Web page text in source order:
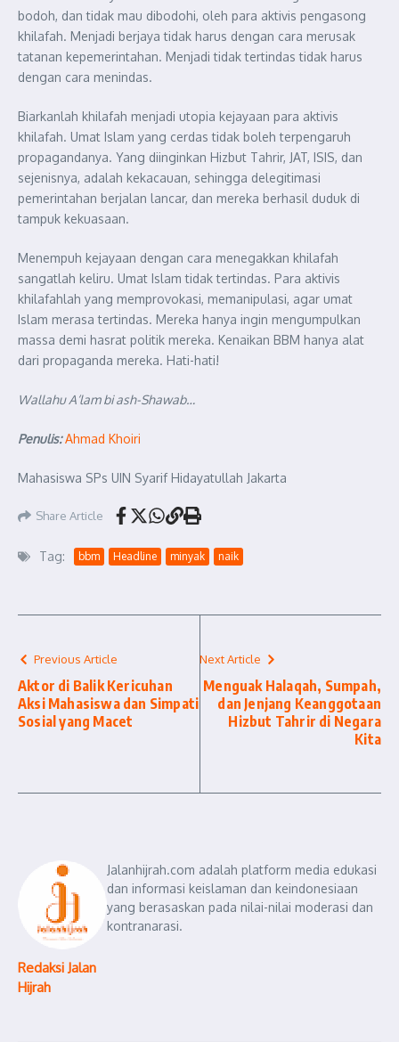
bodoh, dan tidak mau dibodohi, oleh para aktivis pengasong
khilafah. Menjadi berjaya tidak harus dengan cara merusak
tatanan kepemerintahan. Menjadi tidak tertindas tidak harus
dengan cara menindas.
Biarkanlah khilafah menjadi utopia kejayaan para aktivis
khilafah. Umat Islam yang cerdas tidak boleh terpengaruh
propagandanya. Yang diinginkan Hizbut Tahrir, JAT, ISIS, dan
sejenisnya, adalah kekacauan, sehingga delegitimasi
pemerintahan berjalan lancar, dan mereka berhasil duduk di
tampuk kekuasaan.
Menempuh kejayaan dengan cara menegakkan khilafah
sangatlah keliru. Umat Islam tidak tertindas. Para aktivis
khilafahlah yang memprovokasi, memanipulasi, agar umat
Islam merasa tertindas. Mereka hanya ingin mengumpulkan
massa demi hasrat politik mereka. Kenaikan BBM hanya alat
dari propaganda mereka. Hati-hati!
Wallahu A‘lam bi ash-Shawab…
Penulis: Ahmad Khoiri
Mahasiswa SPs UIN Syarif Hidayatullah Jakarta
Share Article
Tag: bbm Headline minyak naik
Previous Article
Aktor di Balik Kericuhan
Aksi Mahasiswa dan Simpati
Sosial yang Macet
Next Article
Menguak Halaqah, Sumpah,
dan Jenjang Keanggotaan
Hizbut Tahrir di Negara
Kita
Redaksi Jalan
Hijrah
Jalanhijrah.com adalah platform media edukasi
dan informasi keislaman dan keindonesiaan
yang berasaskan pada nilai-nilai moderasi dan
kontranarasi.